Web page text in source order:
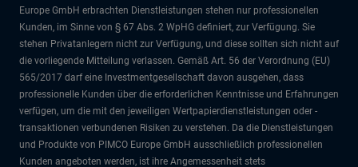
Europe GmbH erbrachten Dienstleistungen stehen nur professionellen
Kunden, im Sinne von § 67 Abs. 2 WpHG definiert, zur Verfügung. Sie
stehen Privatanlegern nicht zur Verfügung, und diese sollten sich nicht auf
die vorliegende Mitteilung verlassen. Gemäß Art. 56 der Verordnung (EU)
565/2017 darf eine Investmentgesellschaft davon ausgehen, dass
professionelle Kunden über die erforderlichen Kenntnisse und Erfahrungen
verfügen, um die mit den jeweiligen Wertpapierdienstleistungen oder -
transaktionen verbundenen Risiken zu verstehen. Da die Dienstleistungen
und Produkte von PIMCO Europe GmbH ausschließlich professionellen
Kunden angeboten werden, ist ihre Angemessenheit stets